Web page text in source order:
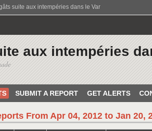
suite aux intempéries dans le Var
aux intempéries
SUBMIT A REPORT GET ALERTS
From Apr 04, 2012 to Jan 20,